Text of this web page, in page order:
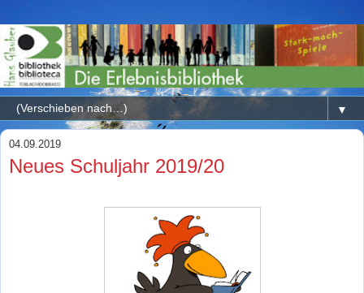
▼
04.09.2019
Neues Schuljahr 2019/20